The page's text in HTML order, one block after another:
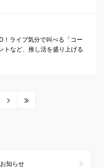
！ライブ気分で叫べる「コー
トなど、推し活を盛り上げる
お知らせ